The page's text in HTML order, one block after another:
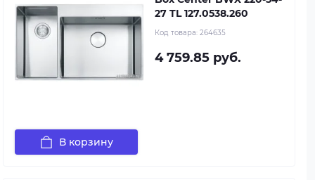
27 TL 127.0538.260
Код товара: 264635
4 759.85 руб.
В корзину